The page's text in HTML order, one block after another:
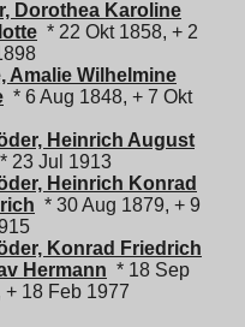
Dorothea Karoline
* 22 Okt 1858, + 2
Amalie Wilhelmine
* 6 Aug 1848, + 7 Okt
Heinrich August
* 23 Jul 1913
Heinrich Konrad
* 30 Aug 1879, + 9
Konrad Friedrich
Hermann * 18 Sep
+ 18 Feb 1977